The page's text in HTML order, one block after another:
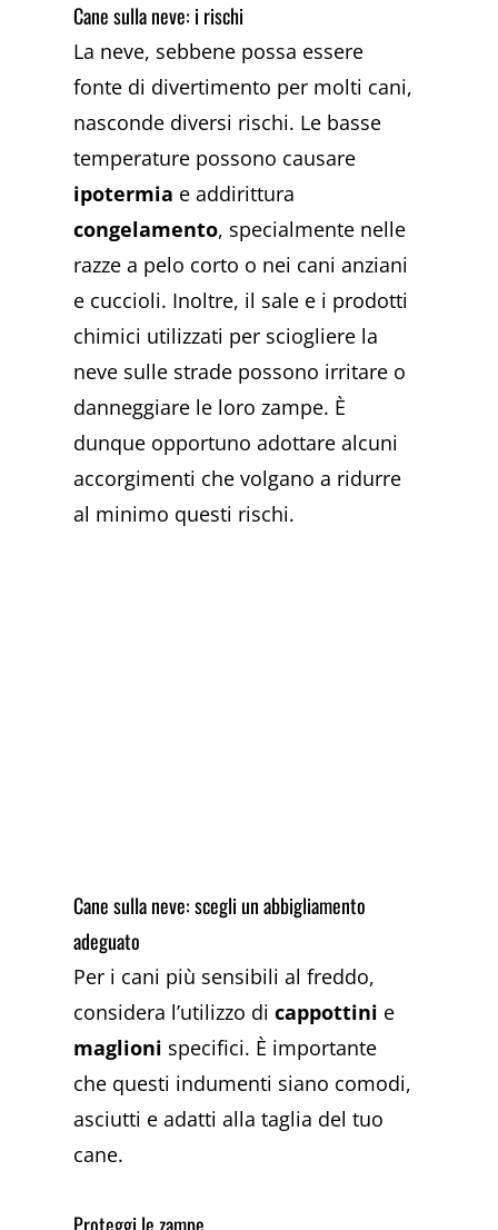
Cane sulla neve: i rischi
La neve, sebbene possa essere
fonte di divertimento per molti cani,
nasconde diversi rischi. Le basse
temperature possono causare
ipotermia e addirittura
congelamento, specialmente nelle
razze a pelo corto o nei cani anziani
e cuccioli. Inoltre, il sale e i prodotti
chimici utilizzati per sciogliere la
neve sulle strade possono irritare o
danneggiare le loro zampe. È
dunque opportuno adottare alcuni
accorgimenti che volgano a ridurre
al minimo questi rischi.
Cane sulla neve: scegli un abbigliamento
adeguato
Per i cani più sensibili al freddo,
considera l’utilizzo dicappottini e
maglioni specifici. È importante
che questi indumenti siano comodi,
asciutti e adatti alla taglia del tuo
cane.